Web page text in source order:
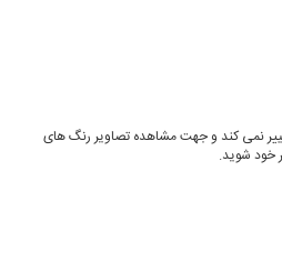
نمی کند و جهت مشاهده تصاویر رنگ های
خود شوید.